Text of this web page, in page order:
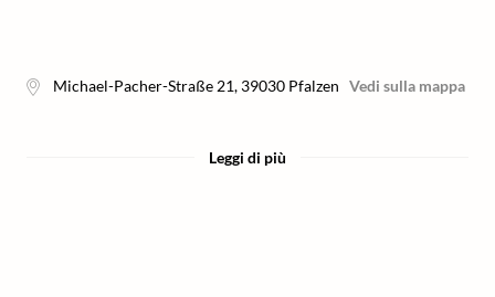
Michael-Pacher-Straße 21, 39030 Pfalzen Vedi sulla mappa
Leggi di più